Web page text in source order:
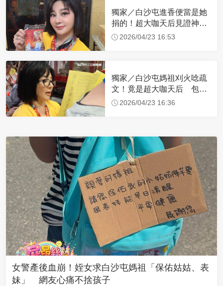
獨家／白沙屯進香便當是她
捐的！超大咖天后見證神
蹟 一靠近媽祖就爆哭
2026/04/23 16:53
獨家／白沙屯媽祖刈火唸疏
文！竟是超大咖天后 包尿
布忍尿5小時不喊累
2026/04/23 16:36
女警產後血崩！姪女求白沙屯媽祖「保佑姑姑、表
妹」 網友心痛不捨孩子